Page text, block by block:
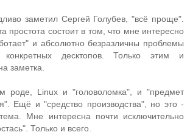
заметил Сергей Голубев, "всё проще".
простота состоит в том, что мне интересно
и абсолютно безразличны проблемы
конкретных десктопов. Только этим и
заметка.
роде, Linux и "головоломка", и "предмет
Ещё и "средство производства", но это -
Мне интересна почти исключительно
Только и всего.